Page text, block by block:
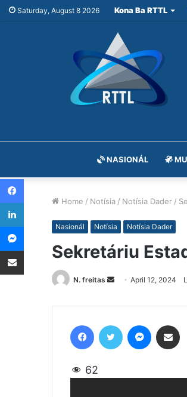
Saturday, August 8 2026 Kona Ba RTTL
NASIONÁL
Home / Notísia / Notísia Dader /
Nasionál Notísia Notísia Dader
Sekretáriu
N. freitas
Send
email
April 12, 2024
62
Facebook
LinkedIn
Messenger